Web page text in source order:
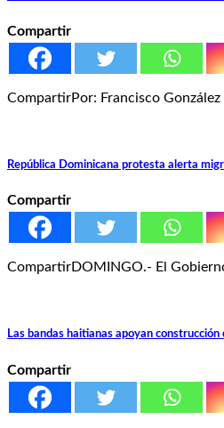
Compartir
CompartirPor: Francisco
República Dominicana protesta alerta
Compartir
CompartirDOMINGO.- El
Las bandas haitianas apoyan
Compartir